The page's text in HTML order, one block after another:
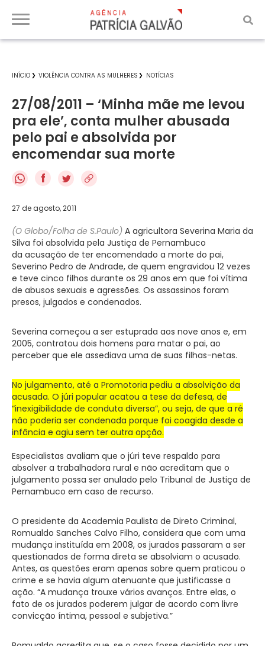
INÍCIO VIOLÊNCIA CONTRA AS MULHERES NOTÍCIAS
27/08/2011 – ‘Minha mãe me levou
pra ele’, conta mulher abusada
pelo pai e absolvida por
encomendar sua morte
f
27 de agosto, 2011
(O Globo/Folha de S.Paulo) A agricultora Severina Maria da
Silva foi absolvida pela Justiça de Pernambuco
da acusação de ter encomendado a morte do pai,
Severino Pedro de Andrade, de quem engravidou 12 vezes
e teve cinco filhos durante os 29 anos em que foi vítima
de abusos sexuais e agressões. Os assassinos foram
presos, julgados e condenados.
Severina começou a ser estuprada aos nove anos e, em
2005, contratou dois homens para matar o pai, ao
perceber que ele assediava uma de suas filhas-netas.
No julgamento, até a Promotoria pediu a absolvição da
acusada. O júri popular acatou a tese da defesa, de
“inexigibilidade de conduta diversa”, ou seja, de que a ré
não poderia ser condenada porque foi coagida desde a
infância e agiu sem ter outra opção.
Especialistas avaliam que o júri teve respaldo para
absolver a trabalhadora rural e não acreditam que o
julgamento possa ser anulado pelo Tribunal de Justiça de
Pernambuco em caso de recurso.
O presidente da Academia Paulista de Direto Criminal,
Romualdo Sanches Calvo Filho, considera que com uma
mudança instituída em 2008, os jurados passaram a ser
questionados de forma direta se absolviam o acusado.
Antes, as questões eram apenas sobre quem praticou o
crime e se havia algum atenuante que justificasse a
ação. “A mudança trouxe vários avanços. Entre elas, o
fato de os jurados poderem julgar de acordo com livre
convicção íntima, pessoal e subjetiva.”